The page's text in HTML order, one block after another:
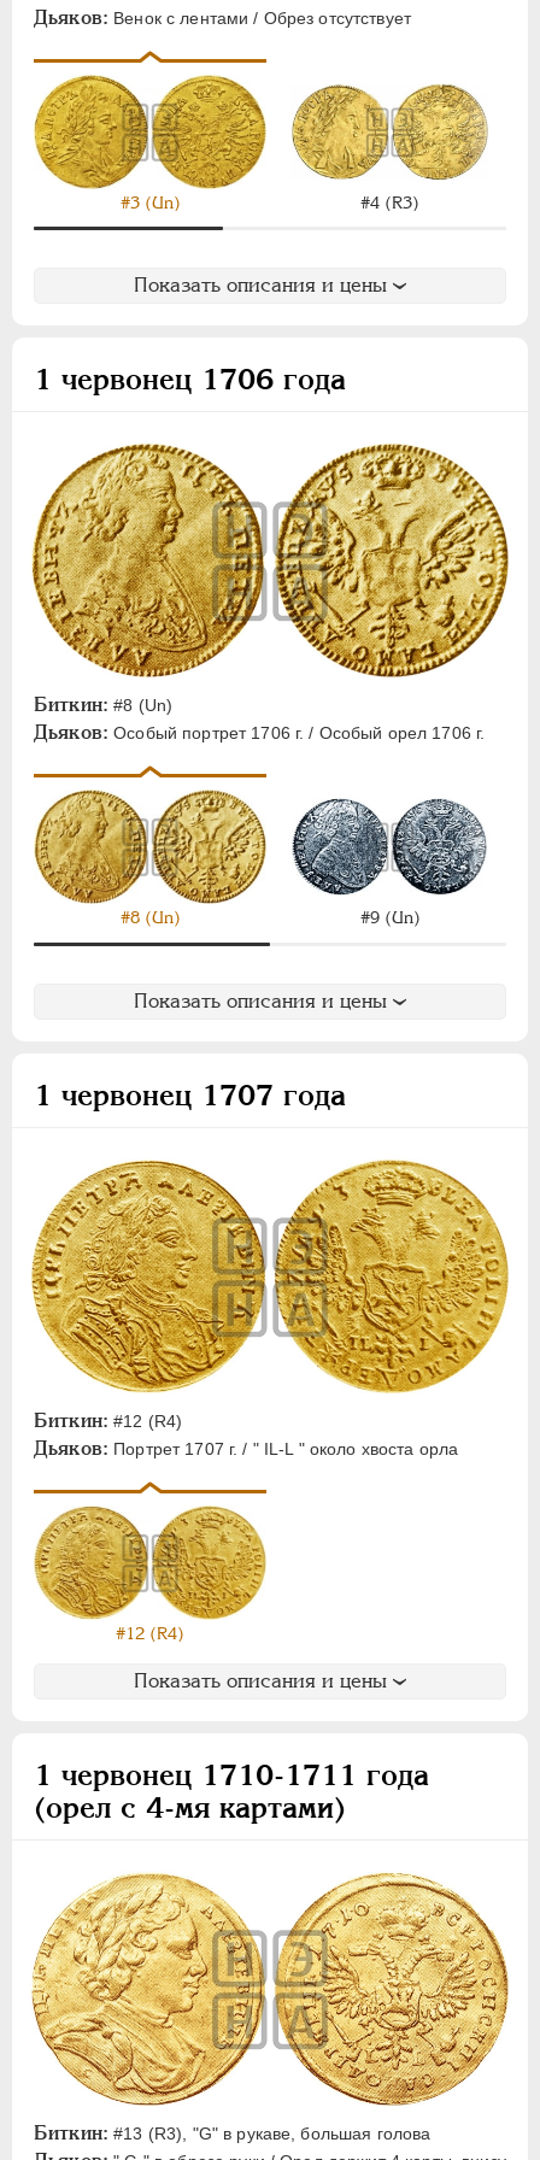
Дьяков: Венок с лентами / Обрез отсутствует
#3 (Un) #4 (R3)
Показать описания и цены
1 червонец 1706 года
Биткин: #8 (Un)
Дьяков: Особый портрет 1706 г. / Особый орел 1706 г.
#8 (Un) #9 (Un)
Показать описания и цены
1 червонец 1707 года
Биткин: #12 (R4)
Дьяков: Портрет 1707 г. / " IL-L " около хвоста орла
#12 (R4)
Показать описания и цены
1 червонец 1710-1711 года
(орел с 4-мя картами)
Биткин: #13 (R3), "G" в рукаве, большая голова
АЛЕКСАНДР III
НИКОЛАЙ II
1894-1917
ВРЕМЕННОЕ ПРАВ. 1917-1918
ИНОСТРАННЫЕ 1768-1918